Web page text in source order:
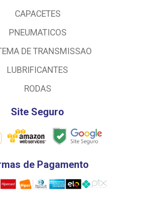
CAPACETES
PNEUMATICOS
DE TRANSMISSAO
LUBRIFICANTES
RODAS
Site Seguro
de Pagamento